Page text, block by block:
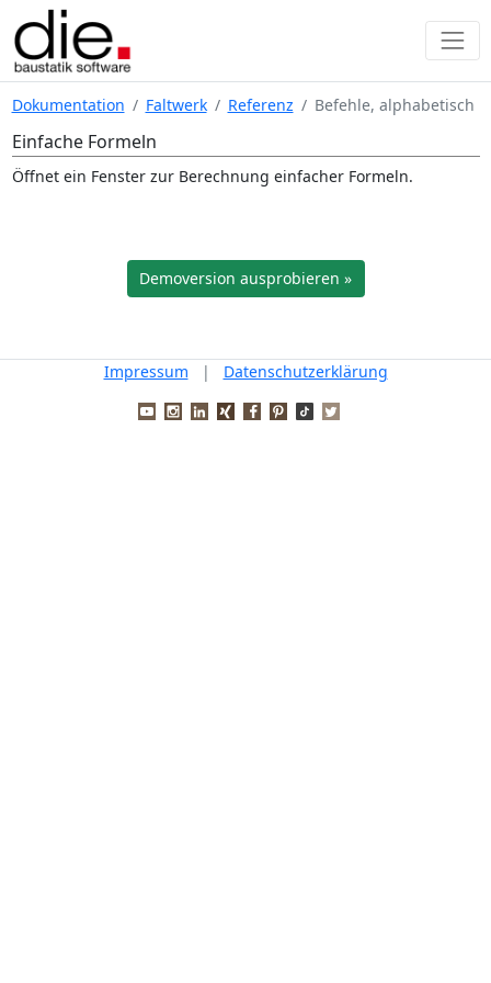
Dokumentation Faltwerk Referenz Befehle, alphabetisch
Einfache Formeln
Öffnet ein Fenster zur Berechnung einfacher Formeln.
Demoversion ausprobieren »
Impressum | Datenschutzerklärung